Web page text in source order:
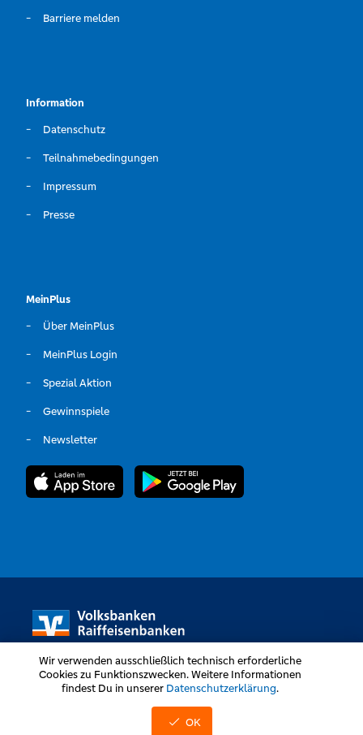
Barriere melden
Information
Datenschutz
Teilnahmebedingungen
Impressum
Presse
MeinPlus
Über MeinPlus
MeinPlus Login
Spezial Aktion
Gewinnspiele
Newsletter
Volksbanken Raiffeisenbanken © Alle Rechte vorbehalten
Wir verwenden ausschließlich technisch erforderliche
Cookies zu Funktionszwecken. Weitere Informationen
findest Du in unserer Datenschutzerklärung.
OK